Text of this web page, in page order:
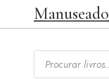
para
Manuseado
Pesquisar
livros